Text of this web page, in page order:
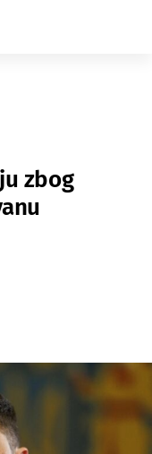
zbog